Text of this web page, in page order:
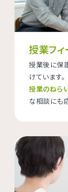
授業フィ
授業後に保
けています。
授業のねら
な相談にも